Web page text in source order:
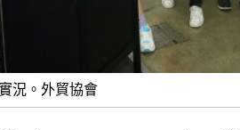
況。外貿協會